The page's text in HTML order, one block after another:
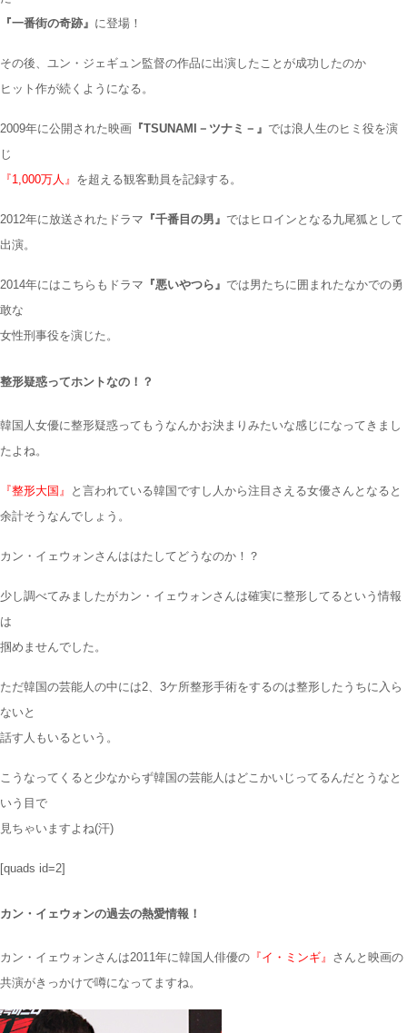
『一番街の奇跡』 に登場！
その後、 ユン・ジェギュン監督の作品に出演したことが成功したのか
ヒット作が続くようになる。
2009年に公開された映画 『TSUNAMI－ツナミ－』 では浪人生のヒミ役を演
じ
『1,000万人』 を超える観客動員を記録する。
2012年に放送されたドラマ 『千番目の男』 ではヒロインとなる九尾狐として
出演。
2014年にはこちらもドラマ 『悪いやつら』 では男たちに囲まれたなかでの勇
敢な
女性刑事役を演じた。
整形疑惑ってホントなの！？
韓国人女優に整形疑惑ってもうなんかお決まりみたいな感じになってきまし
たよね。
『整形大国』
と言われている韓国ですし人から注目さえる女優さんとなると
余計そうなんでしょう。
カン・イェウォンさんははたしてどうなのか！？
少し調べてみましたがカン・イェウォンさんは確実に整形してるという情報
は
掴めませんでした。
ただ韓国の芸能人の中には2、3ケ所整形手術をするのは整形したうちに入ら
ないと
話す人もいるという。
こうなってくると少なからず韓国の芸能人はどこかいじってるんだとうなと
いう目で
見ちゃいますよね(汗)
[quads id=2]
カン・イェウォンの過去の熱愛情報！
カン・イェウォンさんは2011年に韓国人俳優の 『イ・ミンギ』 さんと映画の
共演がきっかけで噂になってますね。